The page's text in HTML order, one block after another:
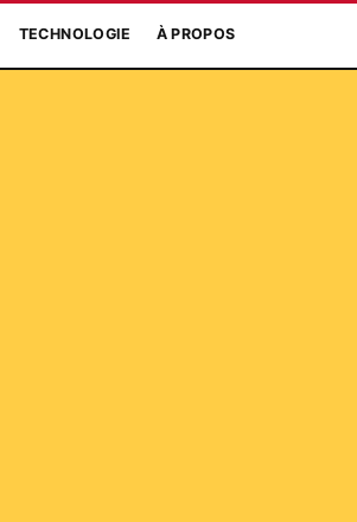
TECHNOLOGIE À PROPOS